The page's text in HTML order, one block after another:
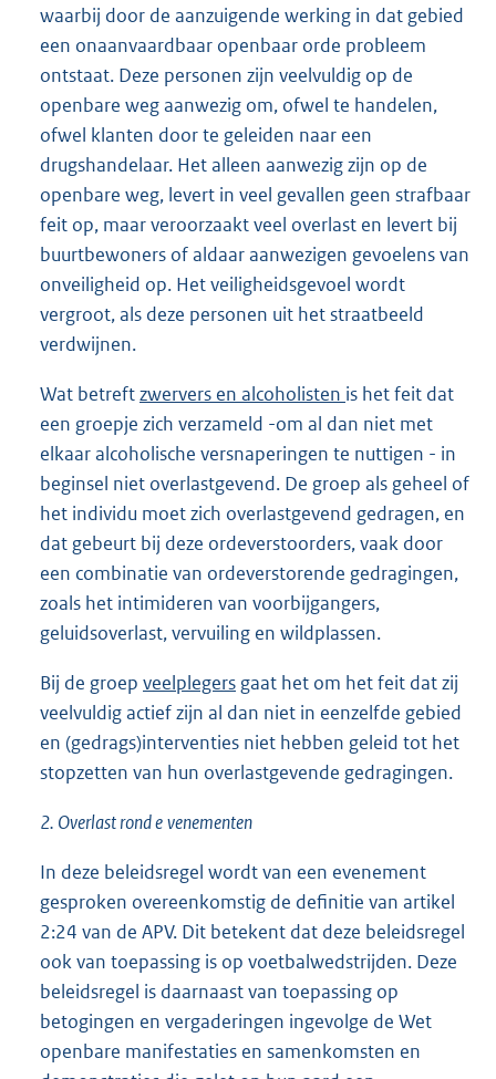
waarbij door de aanzuigende werking in dat gebied
een onaanvaardbaar openbaar orde probleem
ontstaat. Deze personen zijn veelvuldig op de
openbare weg aanwezig om, ofwel te handelen,
ofwel klanten door te geleiden naar een
drugshandelaar. Het alleen aanwezig zijn op de
openbare weg, levert in veel gevallen geen strafbaar
feit op, maar veroorzaakt veel overlast en levert bij
buurtbewoners of aldaar aanwezigen gevoelens van
onveiligheid op. Het veiligheidsgevoel wordt
vergroot, als deze personen uit het straatbeeld
verdwijnen.
Wat betreftzwervers en alcoholisten is het feit dat
een groepje zich verzameld -om al dan niet met
elkaar alcoholische versnaperingen te nuttigen - in
beginsel niet overlastgevend. De groep als geheel of
het individu moet zich overlastgevend gedragen, en
dat gebeurt bij deze ordeverstoorders, vaak door
een combinatie van ordeverstorende gedragingen,
zoals het intimideren van voorbijgangers,
geluidsoverlast, vervuiling en wildplassen.
Bij de groep veelplegers gaat het om het feit dat zij
veelvuldig actief zijn al dan niet in eenzelfde gebied
en (gedrags)interventies niet hebben geleid tot het
stopzetten van hun overlastgevende gedragingen.
2. Overlast rond evenementen
In deze beleidsregel wordt van een evenement
gesproken overeenkomstig de definitie van artikel
2:24 van de APV. Dit betekent dat deze beleidsregel
ook van toepassing is op voetbalwedstrijden. Deze
beleidsregel is daarnaast van toepassing op
betogingen en vergaderingen ingevolge de Wet
openbare manifestaties en samenkomsten en